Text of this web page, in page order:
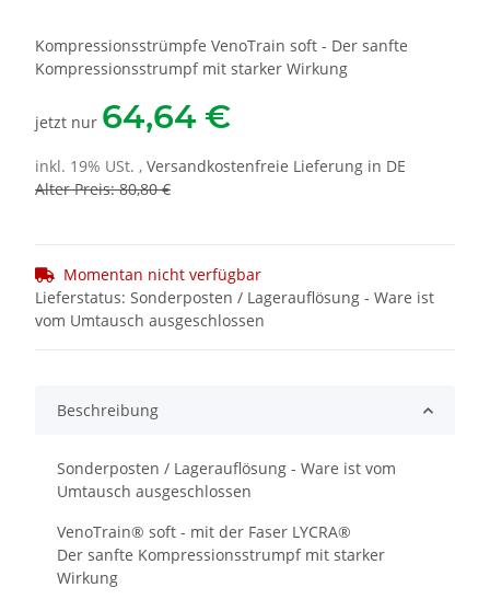
Kompressionsstrümpfe VenoTrain soft - Der sanfte
Kompressionsstrumpf mit starker Wirkung
jetzt nur 64,64 €
inkl. 19% USt. , Versandkostenfreie Lieferung in DE
Alter Preis: 80,80 €
Momentan nicht verfügbar
Lieferstatus: Sonderposten / Lagerauflösung - Ware ist
vom Umtausch ausgeschlossen
Beschreibung
Sonderposten / Lagerauflösung - Ware ist vom
Umtausch ausgeschlossen
VenoTrain® soft - mit der Faser LYCRA®
Der sanfte Kompressionsstrumpf mit starker
Wirkung